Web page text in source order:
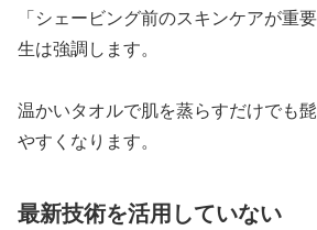
「シェービング前のスキンケアが重
生は強調します。
温かいタオルで肌を蒸らすだけでも
やすくなります。
最新技術を活用していない